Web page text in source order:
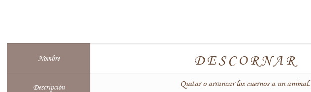
Nombre DESCORNAR
Descripción Quitar o arrancar los cuernos a un animal.